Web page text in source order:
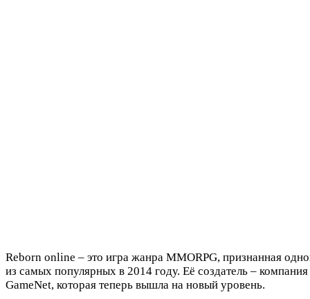
Reborn online – это игра жанра MMORPG, признанная
из самых популярных в 2014 году. Её создатель – компания
GameNet, которая теперь вышла на новый уровень.